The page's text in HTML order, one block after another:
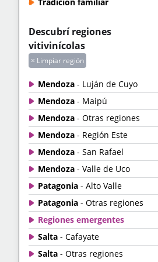
Descubrí regiones
vitivinícolas
× Limpiar región
Mendoza - Luján de Cuyo
Mendoza - Maipú
Mendoza - Otras regiones
Mendoza - Región Este
Mendoza - San Rafael
Mendoza - Valle de Uco
Patagonia - Alto Valle
Patagonia - Otras regiones
Regiones emergentes
Salta - Cafayate
Salta - Otras regiones